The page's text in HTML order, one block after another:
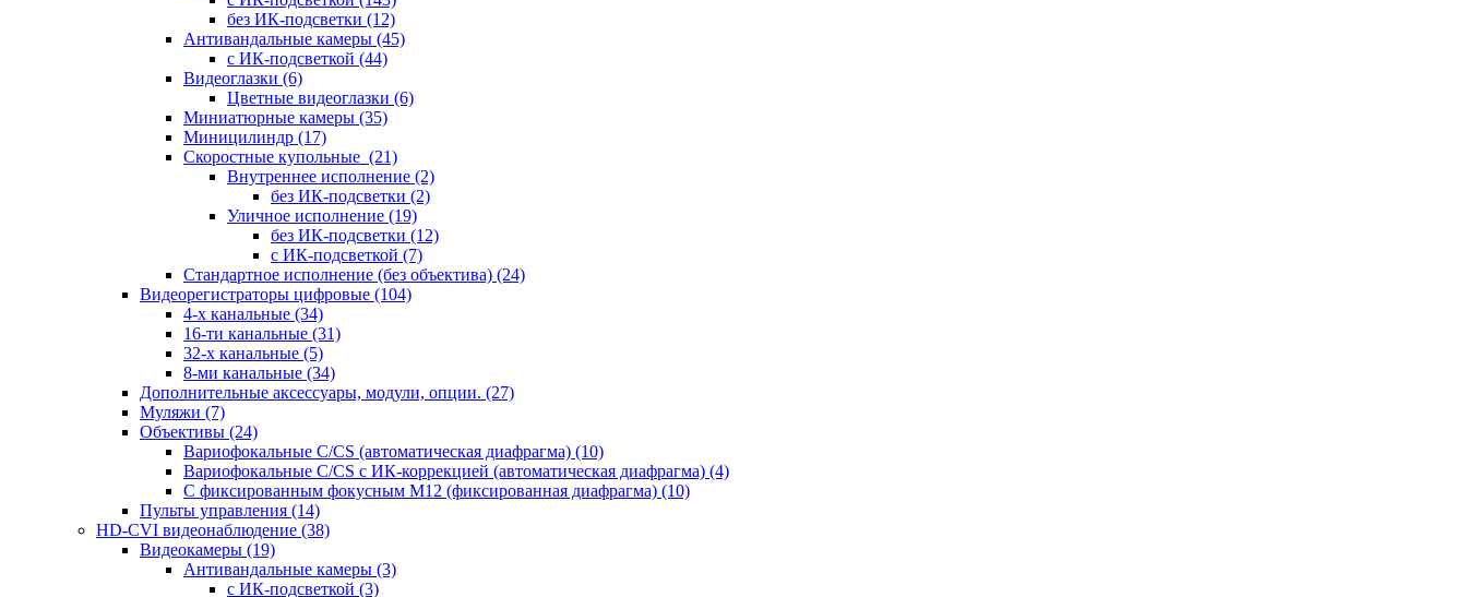
без ИК-подсветки (12)
Антивандальные камеры (45)
с ИК-подсветкой (44)
Видеоглазки (6)
Цветные видеоглазки (6)
Миниатюрные камеры (35)
Миницилиндр (17)
Скоростные купольные (21)
Внутреннее исполнение (2)
без ИК-подсветки (2)
Уличное исполнение (19)
без ИК-подсветки (12)
с ИК-подсветкой (7)
Стандартное исполнение (без объектива) (24)
Видеорегистраторы цифровые (104)
4-х канальные (34)
16-ти канальные (31)
32-х канальные (5)
8-ми канальные (34)
Дополнительные аксессуары, модули, опции. (27)
Муляжи (7)
Объективы (24)
Вариофокальные C/CS (автоматическая диафрагма) (10)
Вариофокальные C/CS с ИК-коррекцией (автоматическая диафрагма) (4)
С фиксированным фокусным М12 (фиксированная диафрагма) (10)
Пульты управления (14)
HD-CVI видеонаблюдение (38)
Видеокамеры (19)
Антивандальные камеры (3)
с ИК-подсветкой (3)